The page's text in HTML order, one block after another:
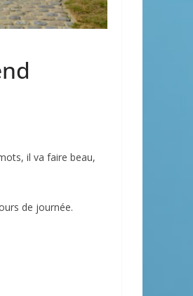
il va faire beau,
de journée.